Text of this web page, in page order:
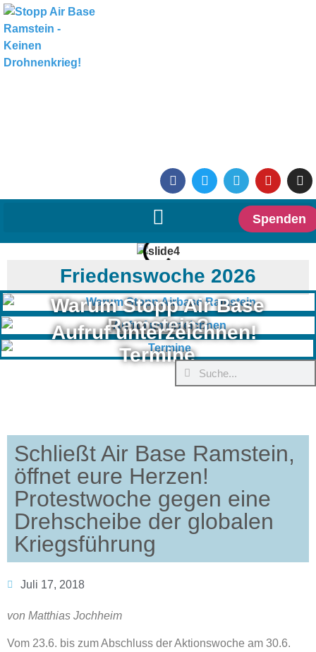
Spenden
Friedenswoche 2026
Warum Stopp Air Base
Ramstein?
Aufruf unterzeichnen!
Termine
Schließt Air Base Ramstein,
öffnet eure Herzen!
Protestwoche gegen eine
Drehscheibe der globalen
Kriegsführung
Juli 17, 2018
von Matthias Jochheim
Vom 23.6. bis zum Abschluss der Aktionswoche am 30.6.